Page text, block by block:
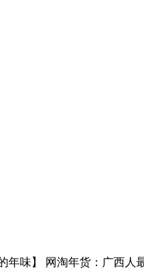
味】 网淘年货：广西